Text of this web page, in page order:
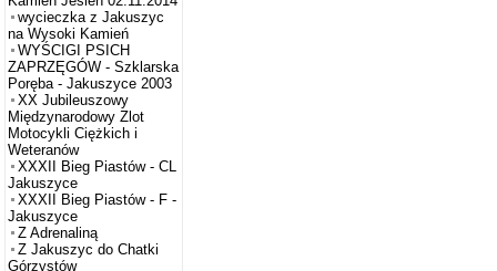
wycieczka z Jakuszyc
na Wysoki Kamień
WYŚCIGI PSICH
ZAPRZĘGÓW - Szklarska
Poręba - Jakuszyce 2003
XX Jubileuszowy
Międzynarodowy Zlot
Motocykli Ciężkich i
Weteranów
XXXII Bieg Piastów - CL
Jakuszyce
XXXII Bieg Piastów - F -
Jakuszyce
Z Adrenaliną
Z Jakuszyc do Chatki
Górzystów